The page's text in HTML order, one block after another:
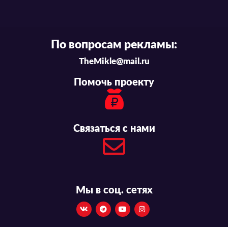
По вопросам рекламы:
TheMikle@mail.ru
Помочь проекту
Связаться с нами
Мы в соц. сетях